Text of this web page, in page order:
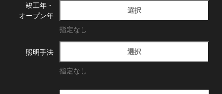
竣工年・
オープン年
選択
指定なし
照明手法 選択
指定なし